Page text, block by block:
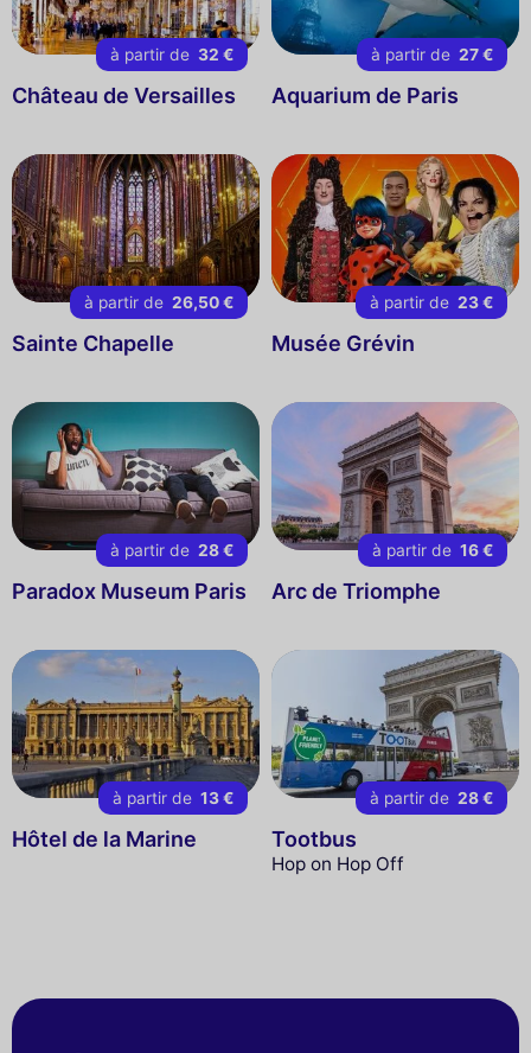
à partir de 32 €
Château de Versailles
à partir de 27 €
Aquarium de Paris
à partir de 26,50 €
Sainte Chapelle
à partir de 23 €
Musée Grévin
à partir de 28 €
Paradox Museum Paris
à partir de 16 €
Arc de Triomphe
à partir de 13 €
Hôtel de la Marine
à partir de 28 €
Tootbus
Hop on Hop Off